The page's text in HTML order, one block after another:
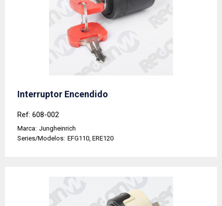
Interruptor Encendido
Ref: 608-002
Marca: Jungheinrich
Series/Modelos: EFG110, ERE120